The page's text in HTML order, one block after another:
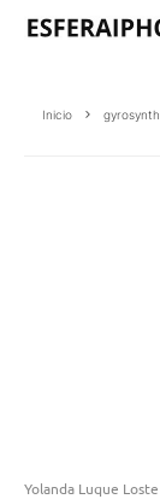
Inicio gyrosynth
Yolanda Luque Loste